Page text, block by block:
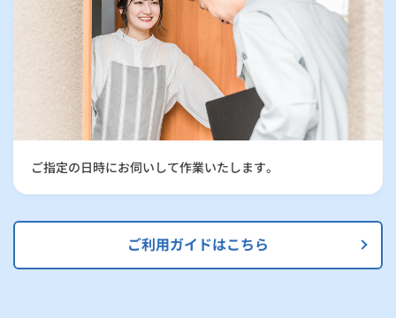
ご指定の日時にお伺いして作業いたします。
ご利用ガイドはこちら